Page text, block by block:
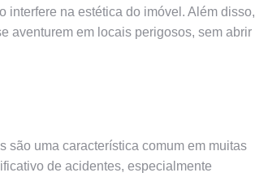
interfere na estética do imóvel. Além disso,
aventurem em locais perigosos, sem abrir
são uma característica comum em muitas
de acidentes, especialmente